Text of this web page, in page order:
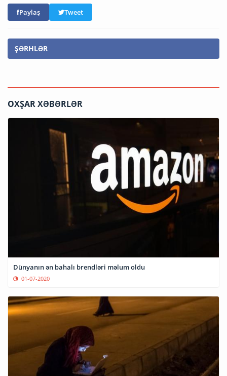
Paylaş Tweet
ŞƏRHLƏR
OXŞAR XƏBƏRLƏR
Dünyanın ən bahalı brendləri məlum oldu
01-07-2020